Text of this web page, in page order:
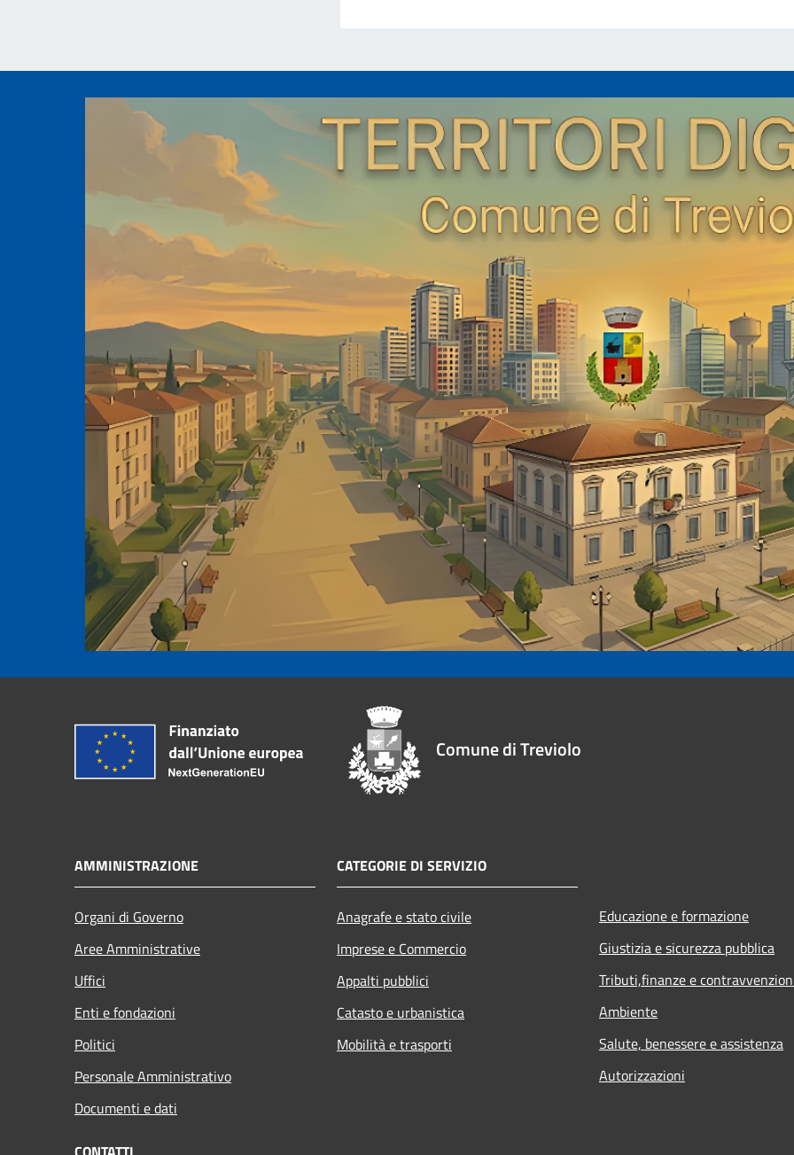
Comune di Treviolo
AMMINISTRAZIONE
Organi di Governo
Aree Amministrative
Uffici
Enti e fondazioni
Politici
Personale Amministrativo
Documenti e dati
CATEGORIE DI SERVIZIO
Anagrafe e stato civile
Imprese e Commercio
Appalti pubblici
Catasto e urbanistica
Mobilità e trasporti
Educazione e formazione
Giustizia e sicurezza pubblica
Tributi,finanze e
Ambiente
Salute, benessere e assistenza
Autorizzazioni